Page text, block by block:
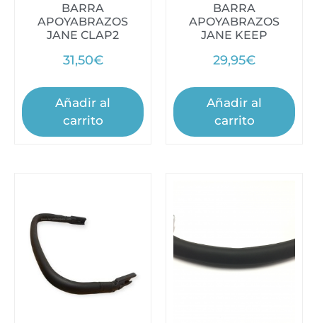
BARRA
APOYABRAZOS
JANE CLAP2
31,50€
Añadir al
carrito
BARRA
APOYABRAZOS
JANE KEEP
29,95€
Añadir al
carrito